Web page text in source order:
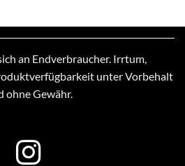
an Endverbraucher. Irrtum,
unter Vorbehalt
ohne Gewähr.